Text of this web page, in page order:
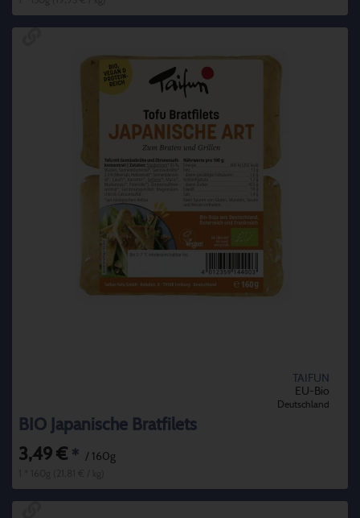
TAIFUN
EU-Bio
Deutschland
BIO Japanische Bratfilets
3,49 € * / 160g